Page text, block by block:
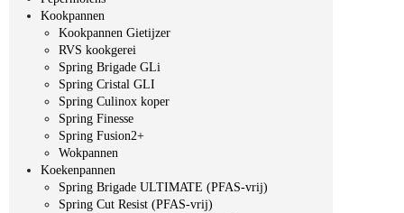
Kookpannen
Kookpannen Gietijzer
RVS kookgerei
Spring Brigade GLi
Spring Cristal GLI
Spring Culinox koper
Spring Finesse
Spring Fusion2+
Wokpannen
Koekenpannen
Spring Brigade ULTIMATE (PFAS-vrij)
Spring Cut Resist (PFAS-vrij)